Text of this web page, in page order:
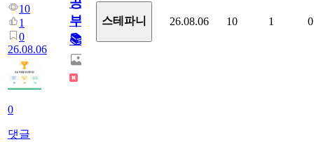
10
1
0
26.08.06
0
댓글
부!
📚
스테파니 26.08.06 10 1 0